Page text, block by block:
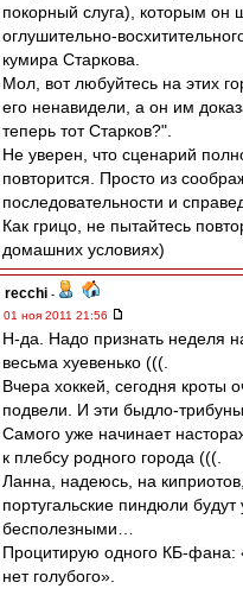
покорный слуга), которым он
оглушительно-
кумира Старкова.
Мол, вот любуйтесь на этих
его ненавидели, а он им
теперь тот Старков?".
Не уверен, что сценарий
повторится. Просто из
последовательности и
Как грицо, не пытайтесь
домашних условиях)
recchi -
01 ноя 2011 21:56
Н-да. Надо признать неделя
весьма хуевенько (((.
Вчера хоккей, сегодня кроты
подвели. И эти быдло-трибуны
Самого уже начинает
к плебсу родного города (((.
Ланна, надеюсь, на
португальские пиндюли будут
бесполезными…
Процитирую одного КБ-фана:
нет голубого».